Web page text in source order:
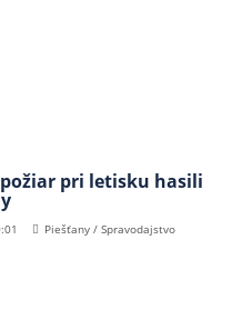
pri letisku hasili
Piešťany / Spravodajstvo